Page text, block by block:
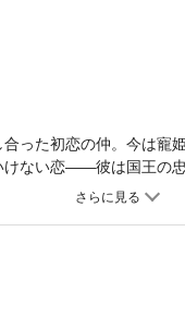
った初恋の仲。今は寵
ない恋――彼は国王の忠
に目覚めた二人の前に